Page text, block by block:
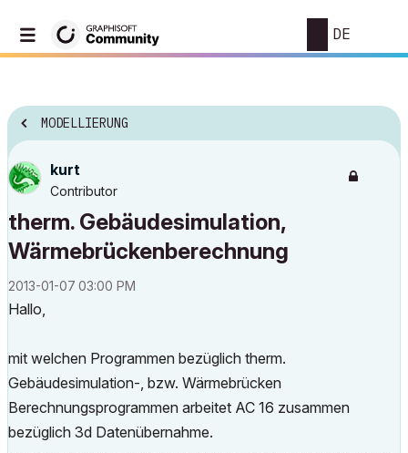
DE
MODELLIERUNG
kurt
Contributor
therm. Gebäudesimulation,
Wärmebrückenberechnung
‎2013-01-07 03:00 PM
Hallo,
mit welchen Programmen bezüglich therm.
Gebäudesimulation-, bzw. Wärmebrücken
Berechnungsprogrammen arbeitet AC 16 zusammen
bezüglich 3d Datenübernahme.